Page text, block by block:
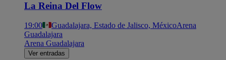
La Reina Del Flow
19:00 Guadalajara, Estado de Jalisco, MéxicoArena
Guadalajara
Arena Guadalajara
Ver entradas